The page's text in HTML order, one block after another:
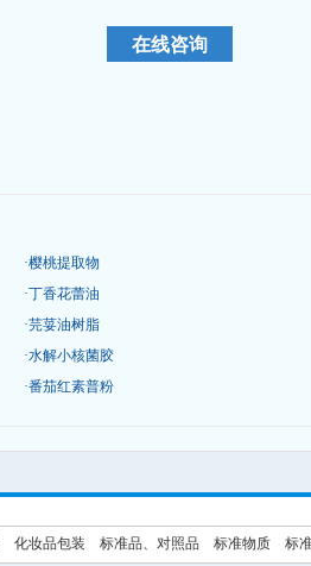
·樱桃提取物
·丁香花蕾油
·芫荽油树脂
·水解小核菌胶
·番茄红素普粉
化妆品包装 标准品、对照品 标准物质 标